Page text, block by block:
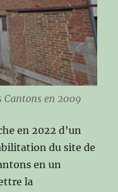
Cantons en 2009
en 2022 d’un
du site de
en un
la